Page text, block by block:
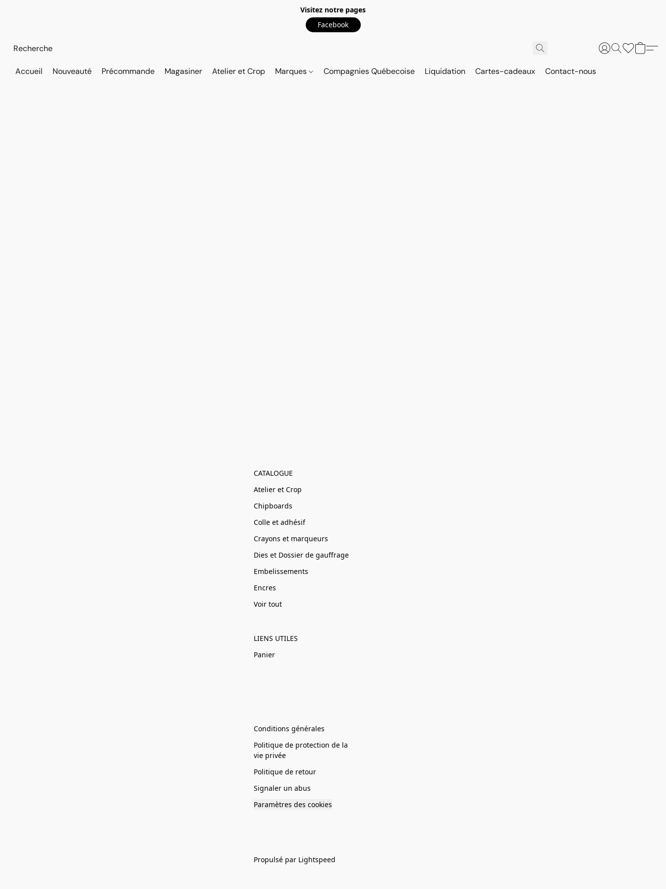
Visitez notre pages
Facebook
Accueil Nouveauté Précommande Magasiner Atelier et Crop Marques Compagnies Québecoise Liquidation Cartes-cadeaux Contact-nous
CATALOGUE
Atelier et Crop
Chipboards
Colle et adhésif
Crayons et marqueurs
Dies et Dossier de gauffrage
Embelissements
Encres
Voir tout
LIENS UTILES
Panier
Conditions générales
Politique de protection de la
vie privée
Politique de retour
Signaler un abus
Paramètres des cookies
Propulsé par Lightspeed